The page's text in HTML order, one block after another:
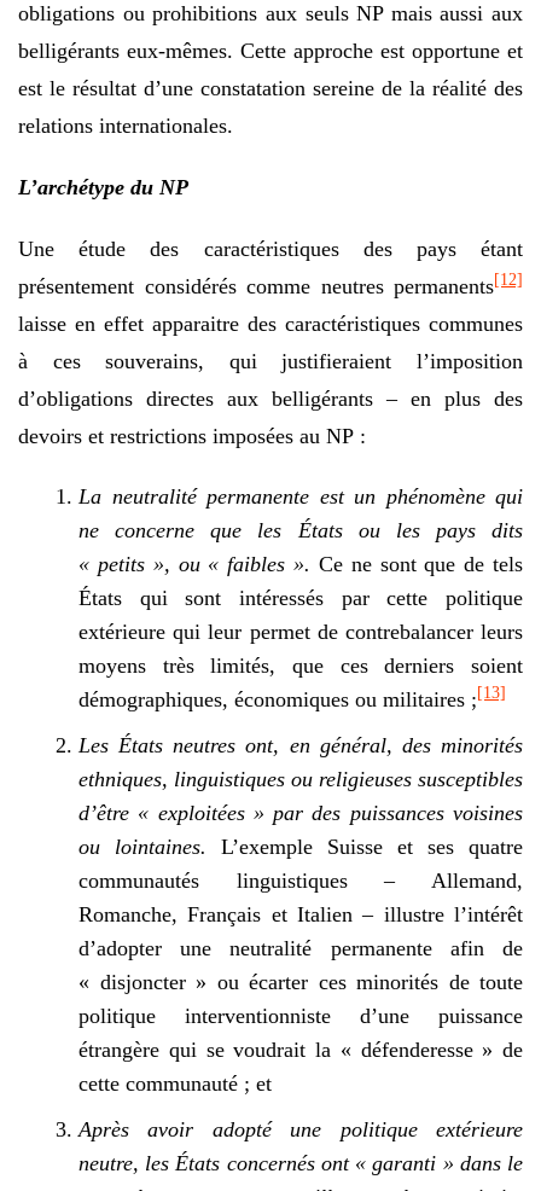
obligations ou prohibitions aux seuls NP mais aussi aux
belligérants eux-mêmes. Cette approche est opportune et
est le résultat d’une constatation sereine de la réalité des
relations internationales.
L’archétype du NP
Une étude des caractéristiques des pays étant
présentement considérés comme neutres permanents[12]
laisse en effet apparaitre des caractéristiques communes
à ces souverains, qui justifieraient l’imposition
d’obligations directes aux belligérants – en plus des
devoirs et restrictions imposées au NP :
La neutralité permanente est un phénomène qui
ne concerne que les États ou les pays dits
« petits », ou « faibles ». Ce ne sont que de tels
États qui sont intéressés par cette politique
extérieure qui leur permet de contrebalancer leurs
moyens très limités, que ces derniers soient
démographiques, économiques ou militaires ;[13]
Les États neutres ont, en général, des minorités
ethniques, linguistiques ou religieuses susceptibles
d’être « exploitées » par des puissances voisines
ou lointaines. L’exemple Suisse et ses quatre
communautés linguistiques – Allemand,
Romanche, Français et Italien – illustre l’intérêt
d’adopter une neutralité permanente afin de
« disjoncter » ou écarter ces minorités de toute
politique interventionniste d’une puissance
étrangère qui se voudrait la « défenderesse » de
cette communauté ; et
Après avoir adopté une politique extérieure
neutre, les États concernés ont « garanti » dans le